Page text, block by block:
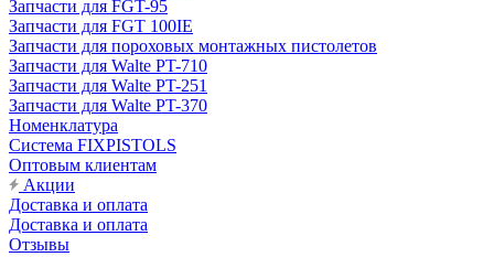
Запчасти для FGT-95
Запчасти для FGT 100IE
Запчасти для пороховых монтажных пистолетов
Запчасти для Walte PT-710
Запчасти для Walte PT-251
Запчасти для Walte PT-370
Номенклатура
Система FIXPISTOLS
Оптовым клиентам
Акции
Доставка и оплата
Доставка и оплата
Отзывы